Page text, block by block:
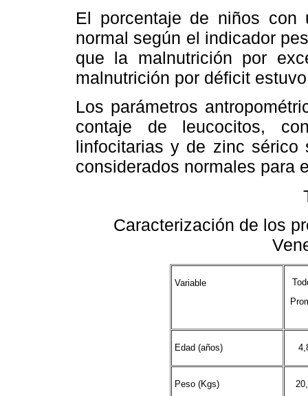
El porcentaje de niños con
normal según el indicador
que la malnutrición por
malnutrición por déficit
Los parámetros
contaje de leucocitos,
linfocitarias y de zinc sérico
considerados normales para
Caracterización de los
Variable
Edad (años)
Peso (Kgs)